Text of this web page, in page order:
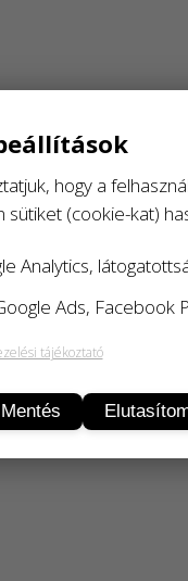
hogy a
(cookie-kat)
Analytics,
Ads, Facebook
tájékoztató
Mentés